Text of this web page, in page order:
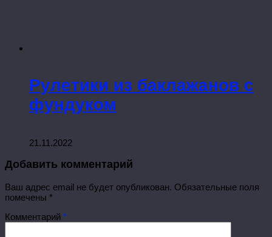
Рулетики из баклажанов с
фундуком
21.11.2022
Добавить комментарий
Ваш адрес email не будет опубликован. Обязательные поля
помечены *
Комментарий *